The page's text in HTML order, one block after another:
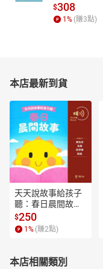
$308
1% (賺3點)
本店最新到貨
天天說故事給孩子
聽：春日晨間故事
【有聲書】
$250
1 % (賺2點)
本店相關類別